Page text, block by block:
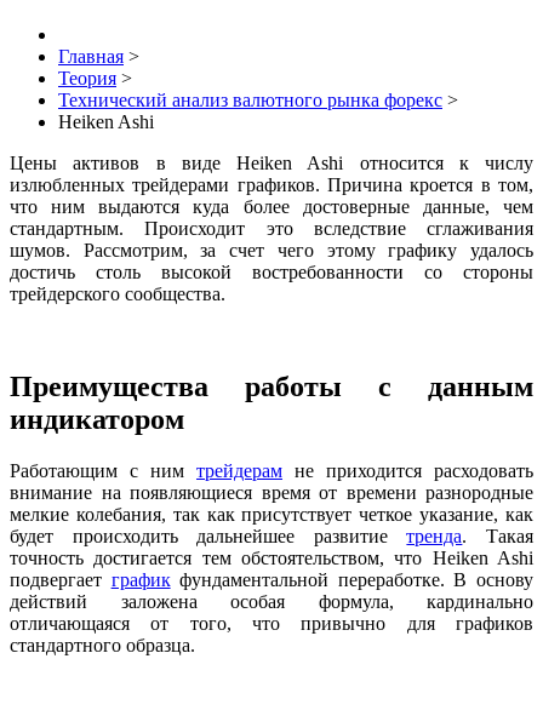
Главная >
Теория >
Технический анализ валютного рынка форекс >
Heiken Ashi
Цены активов в виде
Heiken Ashi
относится к числу
излюбленных трейдерами графиков. Причина кроется в том,
что ним выдаются куда более достоверные данные, чем
стандартным. Происходит это вследствие сглаживания
шумов. Рассмотрим, за счет чего этому графику удалось
достичь столь высокой востребованности со стороны
трейдерского сообщества.
Преимущества работы с данным
индикатором
Работающим с ним трейдерам не приходится расходовать
внимание на появляющиеся время от времени разнородные
мелкие колебания, так как присутствует четкое указание, как
будет происходить дальнейшее развитиетренда. Такая
точность достигается тем обстоятельством, что Heiken Ashi
подвергает графикфундаментальной переработке. В основу
действий заложена особая формула, кардинально
отличающаяся от того, что привычно для графиков
стандартного образца.